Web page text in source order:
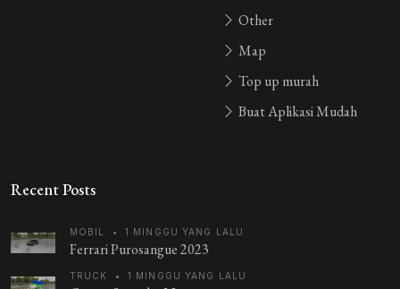
Other
Map
Top up murah
Buat Aplikasi Mudah
Recent Posts
MOBIL • 1 MINGGU YANG LALU
Ferrari Purosangue 2023
TRUCK • 1 MINGGU YANG LALU